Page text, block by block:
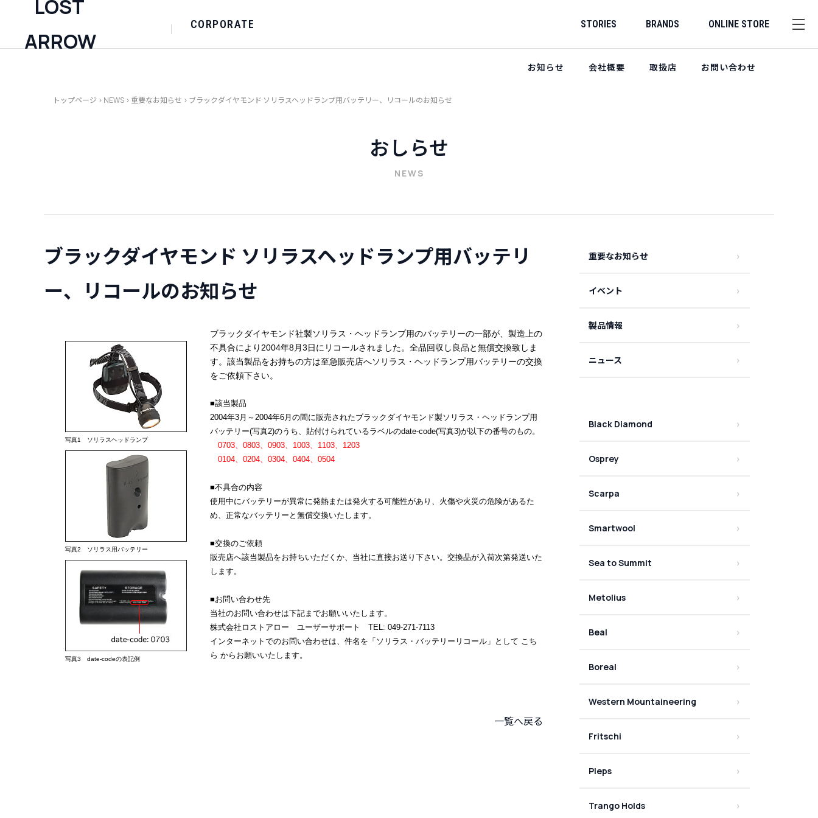
CORPORATE STORIES BRANDS ONLINE STORE
お知らせ 会社概要 取扱店 お問い合わせ
トップページ > NEWS > 重要なお知らせ > ブラックダイヤモンド ソリラスヘッドランプ用バッテリー、リコールのお知らせ
おしらせ
NEWS
ブラックダイヤモンド ソリラスヘッドランプ用バッテリ
ー、リコールのお知らせ
写真1 ソリラスヘッドランプ
写真2 ソリラス用バッテリー
写真3 date-codeの表記例
ブラックダイヤモンド社製ソリラス・ヘッドランプ用のバッテリーの一部が、製造上の
不具合により2004年8月3日にリコールされました。全品回収し良品と無償交換致しま
す。該当製品をお持ちの方は至急販売店へソリラス・ヘッドランプ用バッテリーの交換
をご依頼下さい。
■該当製品
2004年3月～2004年6月の間に販売されたブラックダイヤモンド製ソリラス・ヘッドランプ用
バッテリー(写真2)のうち、貼付けられているラベルのdate-code(写真3)が以下の番号のもの。
0703、0803、0903、1003、1103、1203
0104、0204、0304、0404、0504
■不具合の内容
使用中にバッテリーが異常に発熱または発火する可能性があり、火傷や火災の危険があるた
め、正常なバッテリーと無償交換いたします。
■交換のご依頼
販売店へ該当製品をお持ちいただくか、当社に直接お送り下さい。交換品が入荷次第発送いた
します。
■お問い合わせ先
当社のお問い合わせは下記までお願いいたします。
株式会社ロストアロー ユーザーサポート TEL: 049-271-7113
インターネットでのお問い合わせは、件名を「ソリラス・バッテリーリコール」として こち
ら からお願いいたします。
一覧へ戻る
重要なお知らせ
イベント
製品情報
ニュース
Black Diamond
Osprey
Scarpa
Smartwool
Sea to Summit
Metolius
Beal
Boreal
Western Mountaineering
Fritschi
Pieps
Trango Holds